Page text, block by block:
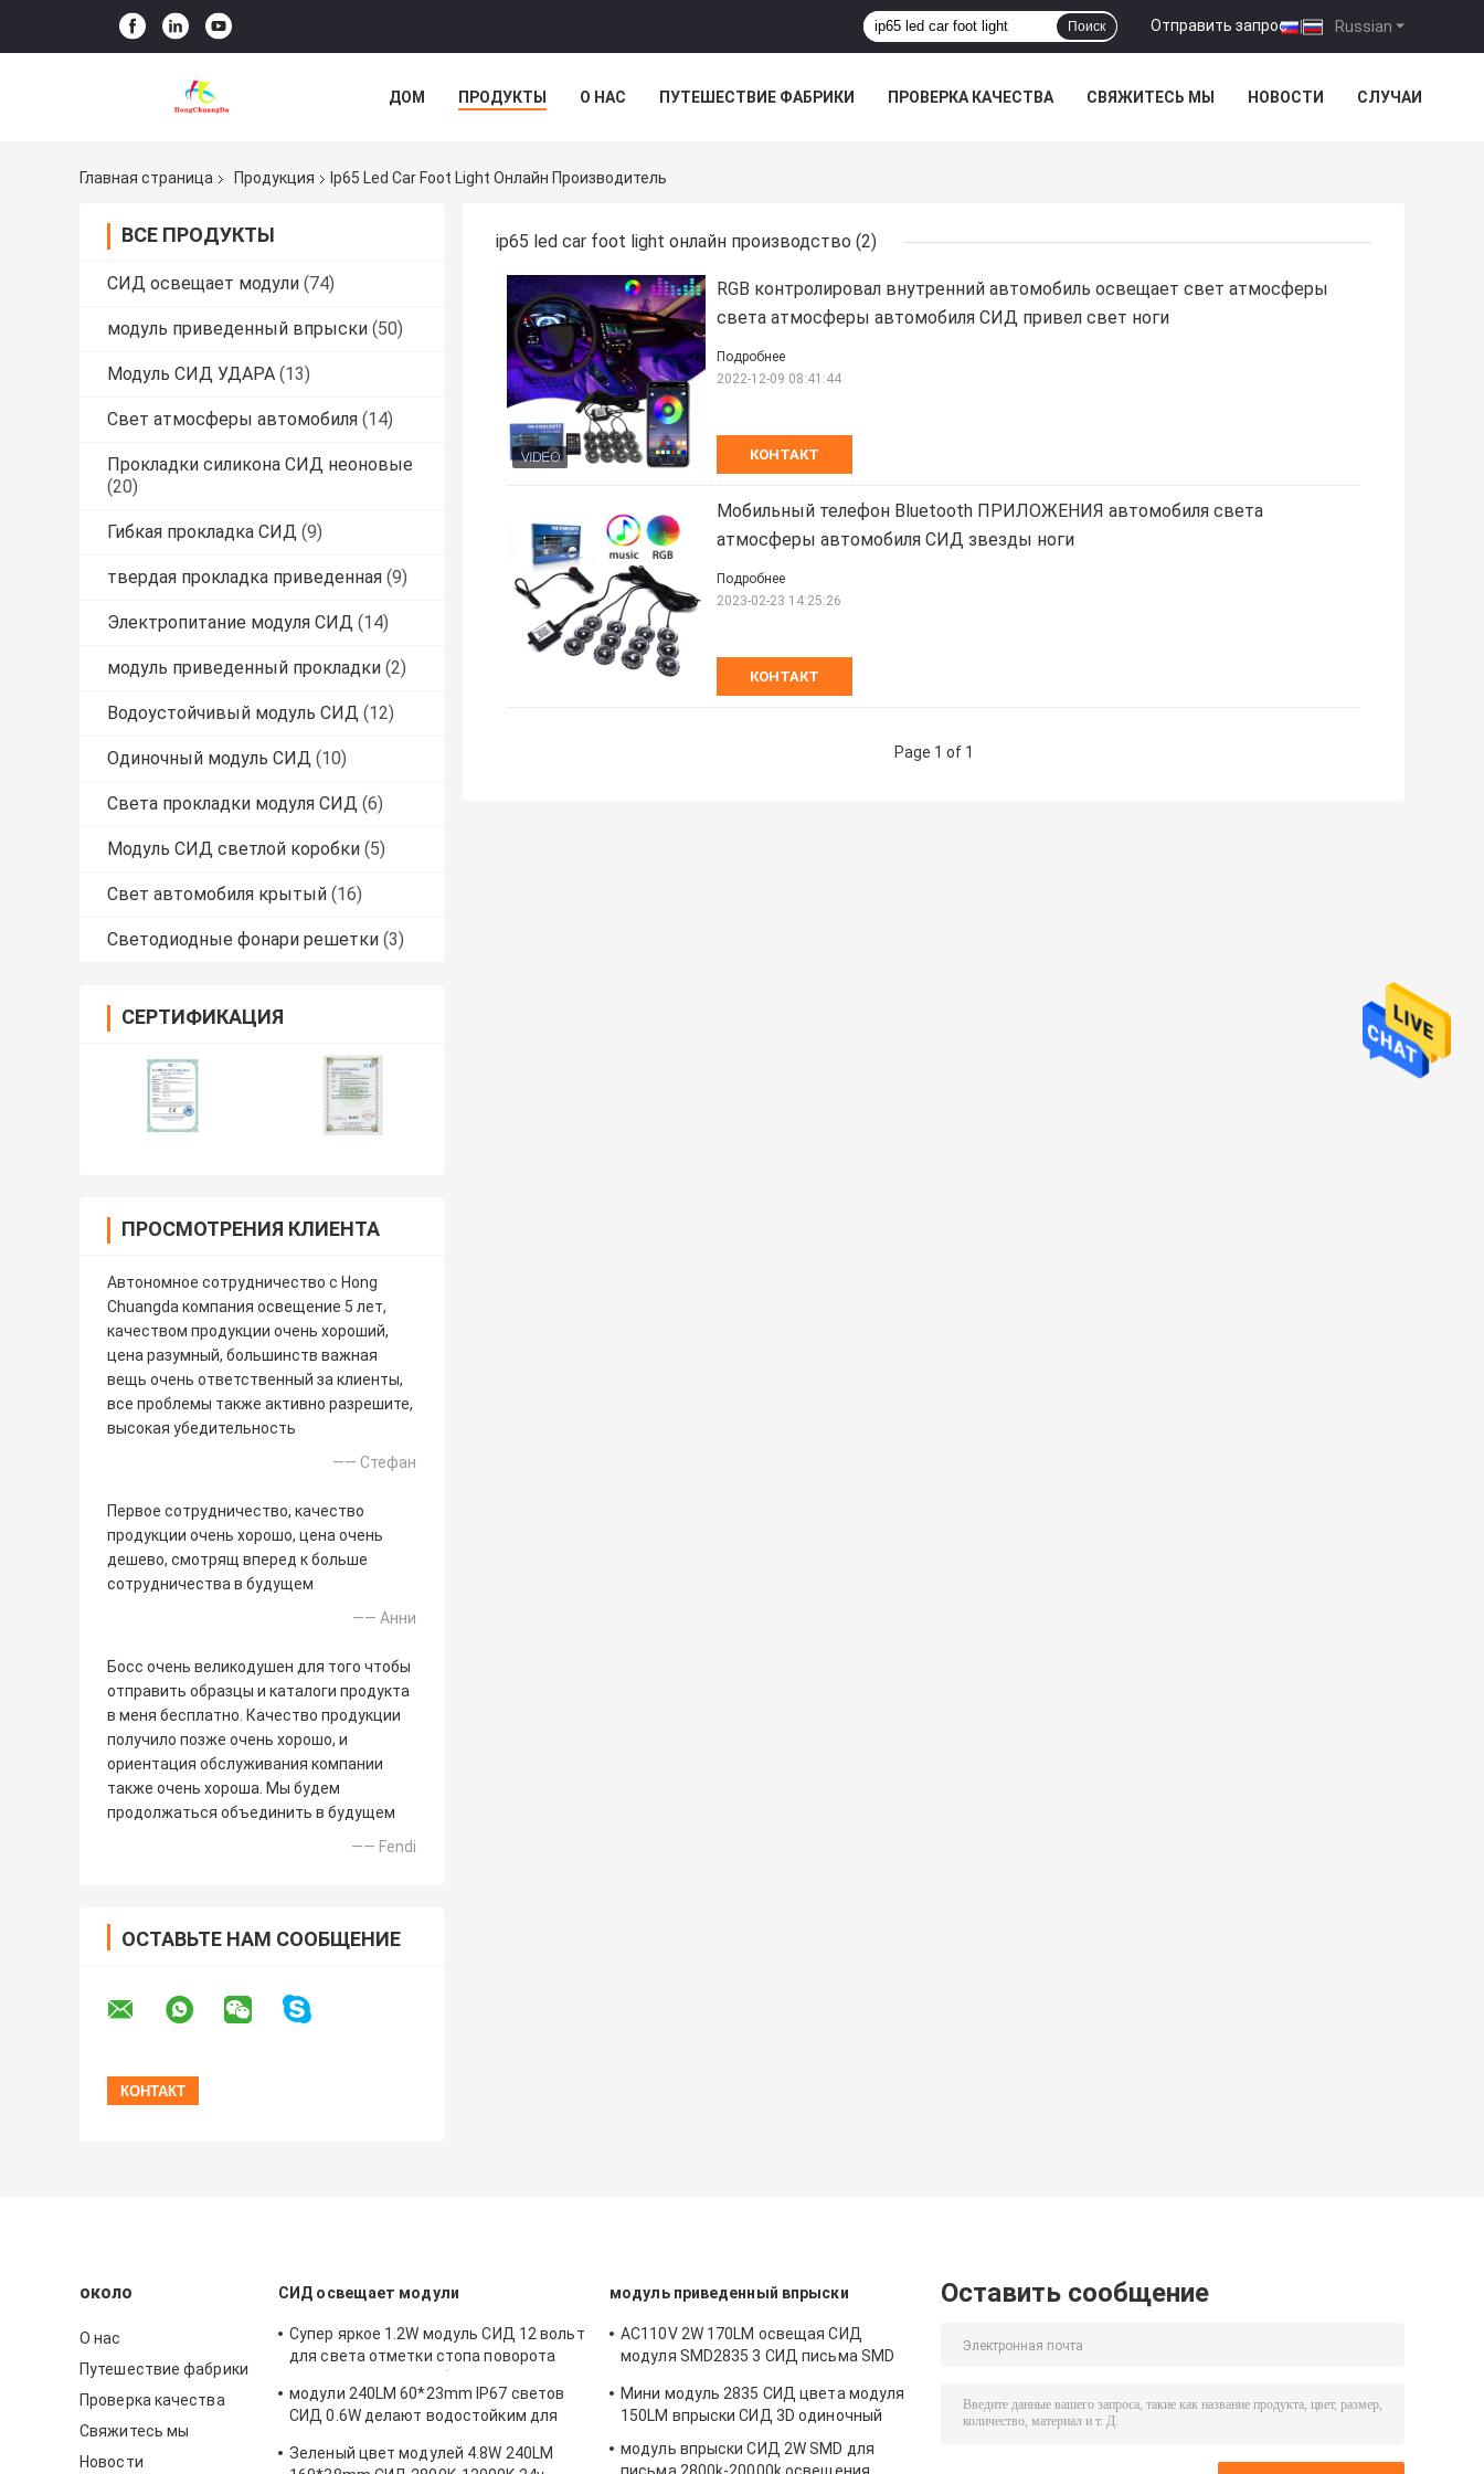
Russian
Отправить запрос |
Поиск
ДОМ ПРОДУКТЫ О НАС ПУТЕШЕСТВИЕ ФАБРИКИ ПРОВЕРКА КАЧЕСТВА СВЯЖИТЕСЬ МЫ НОВОСТИ СЛУЧАИ
Главная страница Продукция Ip65 Led Car Foot Light Онлайн Производитель
ВСЕ ПРОДУКТЫ
СИД освещает модули (74)
модуль приведенный впрыски (50)
Модуль СИД УДАРА (13)
Свет атмосферы автомобиля (14)
Прокладки силикона СИД неоновые
(20)
Гибкая прокладка СИД (9)
твердая прокладка приведенная (9)
Электропитание модуля СИД (14)
модуль приведенный прокладки (2)
Водоустойчивый модуль СИД (12)
Одиночный модуль СИД (10)
Света прокладки модуля СИД (6)
Модуль СИД светлой коробки (5)
Свет автомобиля крытый (16)
Светодиодные фонари решетки (3)
СЕРТИФИКАЦИЯ
ПРОСМОТРЕНИЯ КЛИЕНТА
Автономное сотрудничество с Hong
Chuangda компания освещение 5 лет,
качеством продукции очень хороший,
цена разумный, большинств важная
вещь очень ответственный за клиенты,
все проблемы также активно разрешите,
высокая убедительность
—— Стефан
Первое сотрудничество, качество
продукции очень хорошо, цена очень
дешево, смотрящ вперед к больше
сотрудничества в будущем
—— Анни
Босс очень великодушен для того чтобы
отправить образцы и каталоги продукта
в меня бесплатно. Качество продукции
получило позже очень хорошо, и
ориентация обслуживания компании
также очень хороша. Мы будем
продолжаться объединить в будущем
—— Fendi
ОСТАВЬТЕ НАМ СООБЩЕНИЕ
ip65 led car foot light онлайн производство (2)
RGB контролировал внутренний автомобиль освещает свет атмосферы
света атмосферы автомобиля СИД привел свет ноги
КОНТАКТ
Подробнее
2022-12-09 08:41:44
Мобильный телефон Bluetooth ПРИЛОЖЕНИЯ автомобиля света
атмосферы автомобиля СИД звезды ноги
КОНТАКТ
Подробнее
2023-02-23 14:25:26
Page 1 of 1
около
О нас
Путешествие фабрики
Проверка качества
Свяжитесь мы
Новости
СИД освещает модули
Супер яркое 1.2W модуль СИД 12 вольт
для света отметки стопа поворота
модули 240LM 60*23mm IP67 светов
СИД 0.6W делают водостойким для
сигнала тележки бортового
Зеленый цвет модулей 4.8W 240LM
модуль приведенный впрыски
AC110V 2W 170LM освещая СИД
модуля SMD2835 3 СИД письма SMD
Мини модуль 2835 СИД цвета модуля
150LM впрыски СИД 3D одиночный
модуль впрыски СИД 2W SMD для
Оставить сообщение